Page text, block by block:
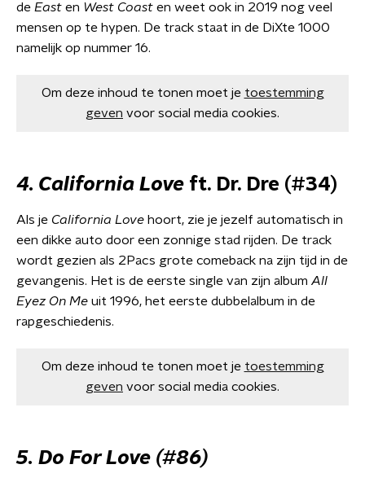
de East en West Coast en weet ook in 2019 nog veel
mensen op te hypen. De track staat in de DiXte 1000
namelijk op nummer 16.
Om deze inhoud te tonen moet je toestemming
geven voor social media cookies.
4. California Love ft. Dr. Dre (#34)
Als je California Love hoort, zie je jezelf automatisch in
een dikke auto door een zonnige stad rijden. De track
wordt gezien als 2Pacs grote comeback na zijn tijd in de
gevangenis. Het is de eerste single van zijn album All
Eyez On Me uit 1996, het eerste dubbelalbum in de
rapgeschiedenis.
Om deze inhoud te tonen moet je toestemming
geven voor social media cookies.
5. Do For Love (#86)